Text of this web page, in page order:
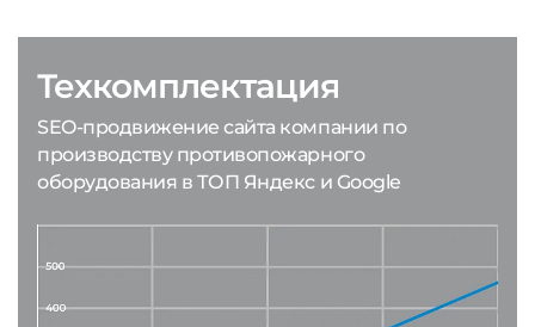
Техкомплектация
SEO-продвижение сайта компании по
производству противопожарного
оборудования в ТОП Яндекс и Google